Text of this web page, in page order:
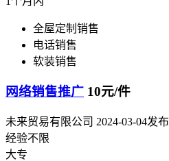
全屋定制销售
电话销售
软装销售
网络销售推广 10元/件
未来贸易有限公司 2024-03-04发布
经验不限
大专